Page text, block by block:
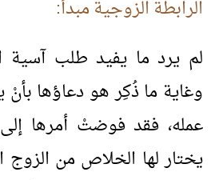
الرابطة الزوجية مبدأ:
لم يرد ما يفيد طلب آسية
وغاية ما ذُكِر هو دعاؤها بأنْ
عمله، فقد فوضتْ أمرها
يختار لها الخلاص من الزوج